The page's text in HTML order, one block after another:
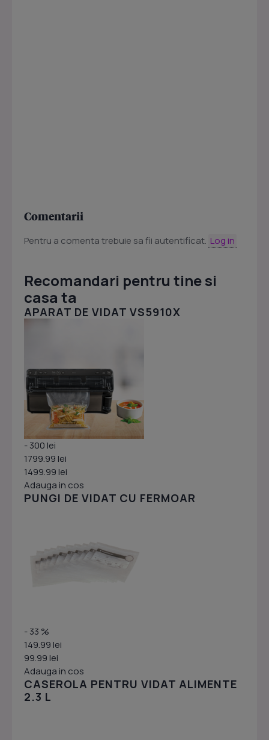
Comentarii
Pentru a comenta trebuie sa fii autentificat. Log in
Recomandari pentru tine si
casa ta
APARAT DE VIDAT VS5910X
- 300 lei
1799.99 lei
1499.99 lei
Adauga in cos
PUNGI DE VIDAT CU FERMOAR
- 33 %
149.99 lei
99.99 lei
Adauga in cos
CASEROLA PENTRU VIDAT ALIMENTE
2.3 L